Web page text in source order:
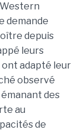
demande
depuis
leurs
ont adapté leur
observé
des
au
de